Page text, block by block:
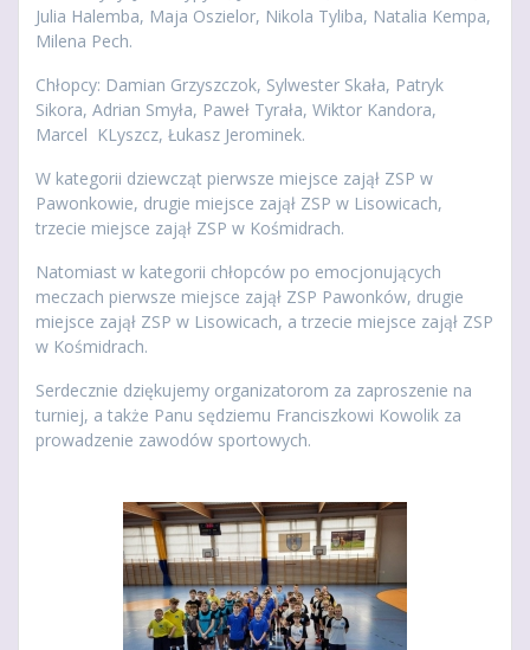
Julia Halemba, Maja Oszielor, Nikola Tyliba, Natalia Kempa,
Milena Pech.
Chłopcy: Damian Grzyszczok, Sylwester Skała, Patryk
Sikora, Adrian Smyła, Paweł Tyrała, Wiktor Kandora,
Marcel KLyszcz, Łukasz Jerominek.
W kategorii dziewcząt pierwsze miejsce zajął ZSP w
Pawonkowie, drugie miejsce zajął ZSP w Lisowicach,
trzecie miejsce zajął ZSP w Kośmidrach.
Natomiast w kategorii chłopców po emocjonujących
meczach pierwsze miejsce zajął ZSP Pawonków, drugie
miejsce zajął ZSP w Lisowicach, a trzecie miejsce zajął ZSP
w Kośmidrach.
Serdecznie dziękujemy organizatorom za zaproszenie na
turniej, a także Panu sędziemu Franciszkowi Kowolik za
prowadzenie zawodów sportowych.